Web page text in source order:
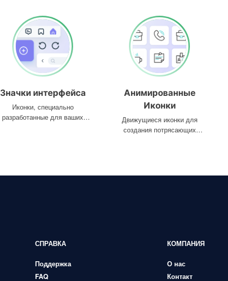
Значки интерфейса
Иконки, специально
разработанные для ваших
Анимированные
Иконки
Движущиеся иконки для
создания потрясающих
СПРАВКА
Поддержка
FAQ
КОМПАНИЯ
О нас
Контакт